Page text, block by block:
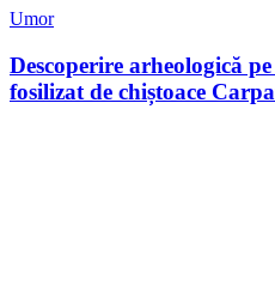
Umor
Descoperire arheologică
fosilizat de chiștoace